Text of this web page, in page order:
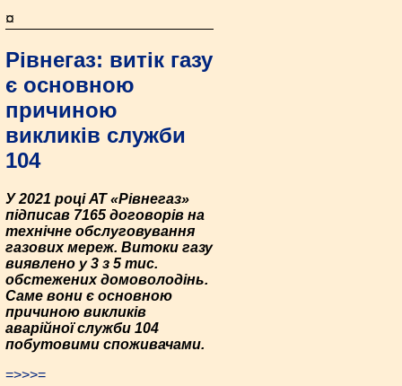
¤
Рівнегаз: витік газу
є основною
причиною
викликів служби
104
У 2021 році АТ «Рівнегаз»
підписав 7165 договорів на
технічне обслуговування
газових мереж. Витоки газу
виявлено у 3 з 5 тис.
обстежених домоволодінь.
Саме вони є основною
причиною викликів
аварійної служби 104
побутовими споживачами.
=>>>=